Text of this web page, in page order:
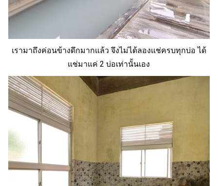
เรามาถึงค่อนข้างดึกมากแล้ว จึงไม่ได้ลองแช่ครบทุกบ่อ ได้
แช่มาแค่ 2 บ่อเท่านั้นเอง